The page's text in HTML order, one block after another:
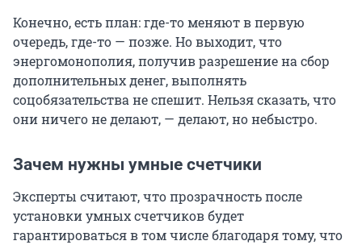
Конечно, есть план: где-то меняют в первую
очередь, где-то — позже. Но выходит, что
энергомонополия, получив разрешение на сбор
дополнительных денег, выполнять
соцобязательства не спешит. Нельзя сказать, что
они ничего не делают, — делают, но небыстро.
Зачем нужны умные счетчики
Эксперты считают, что прозрачность после
установки умных счетчиков будет
гарантироваться в том числе благодаря тому, что